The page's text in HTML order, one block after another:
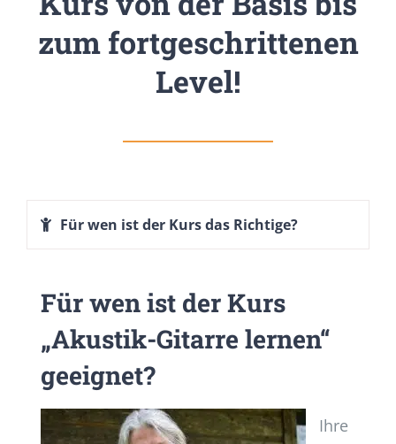
zum fortgeschrittenen
Level!
Für wen ist der Kurs das Richtige?
Für wen ist der Kurs
„Akustik-Gitarre lernen“
geeignet?
Ihre